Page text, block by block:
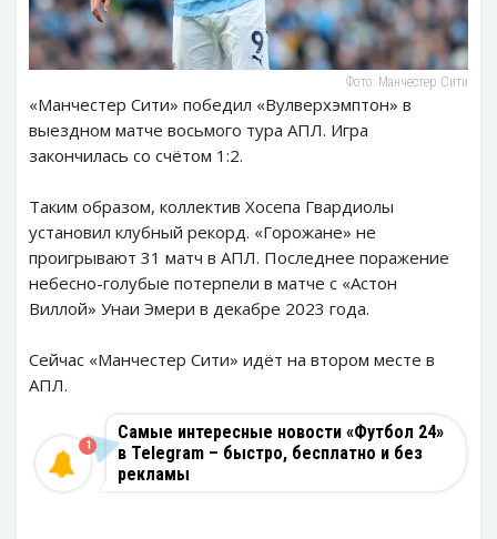
Фото: Манчестер Сити
«Манчестер Сити» победил «Вулверхэмптон» в
выездном матче восьмого тура АПЛ. Игра
закончилась со счётом 1:2.
Таким образом, коллектив Хосепа Гвардиолы
установил клубный рекорд. «Горожане» не
проигрывают 31 матч в АПЛ. Последнее поражение
небесно-голубые потерпели в матче с «Астон
Виллой» Унаи Эмери в декабре 2023 года.
Сейчас «Манчестер Сити» идёт на втором месте в
АПЛ.
Самые интересные новости «Футбол 24»
в Telegram – быстро, бесплатно и без
рекламы
1